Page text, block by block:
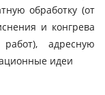
обработку (от
и конгрева
адресную
идеи